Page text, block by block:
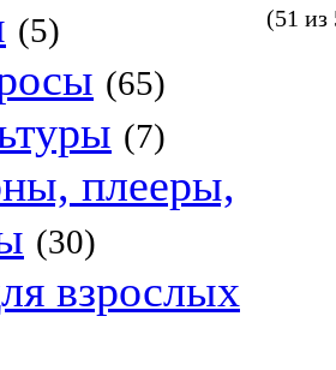
(5)
(65)
(7)
плееры,
(30)
взрослых
(51 из